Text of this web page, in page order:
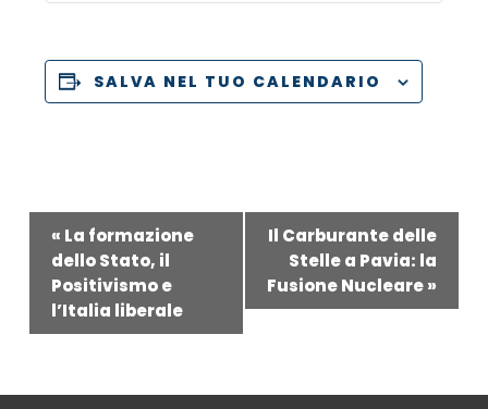
SALVA NEL TUO CALENDARIO
Navigazione
« La formazione
dello Stato, il
Positivismo e
l’Italia liberale
Il Carburante delle
Stelle a Pavia: la
Fusione Nucleare»